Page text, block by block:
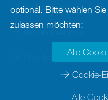
Stellenbörse
Rechtsgrundlagen
optional. Bitte wählen
zulassen möchten:
Alle
Cookie-
Alle